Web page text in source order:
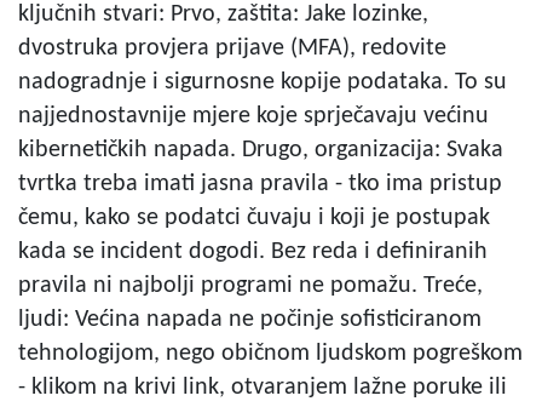
ključnih stvari: Prvo, zaštita: Jake lozinke,
dvostruka provjera prijave (MFA), redovite
nadogradnje i sigurnosne kopije podataka. To su
najjednostavnije mjere koje sprječavaju većinu
kibernetičkih napada. Drugo, organizacija: Svaka
tvrtka treba imati jasna pravila - tko ima pristup
čemu, kako se podatci čuvaju i koji je postupak
kada se incident dogodi. Bez reda i definiranih
pravila ni najbolji programi ne pomažu. Treće,
ljudi: Većina napada ne počinje sofisticiranom
tehnologijom, nego običnom ljudskom pogreškom
- klikom na krivi link, otvaranjem lažne poruke ili